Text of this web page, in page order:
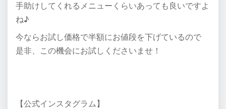
手助けしてくれるメニューくらいあっても良いですよ
ね♪
今ならお試し価格で半額にお値段を下げているので
是非、この機会にお試しくださいませ！
【公式インスタグラム】